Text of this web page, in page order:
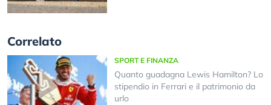
Correlato
SPORT E FINANZA
Quanto guadagna Lewis Hamilton? Lo
stipendio in Ferrari e il patrimonio da
urlo